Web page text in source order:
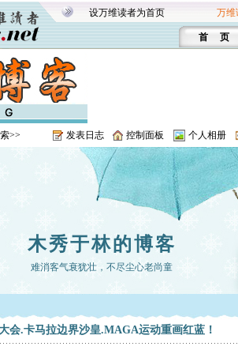
设万维读者为首页 万维
首 页
>> 发表日志 控制面板 个人相册
木秀于林的博客
难消客气衰犹壮，不尽尘心老尚童
会.卡马拉边界沙皇.MAGA运动重画红蓝！